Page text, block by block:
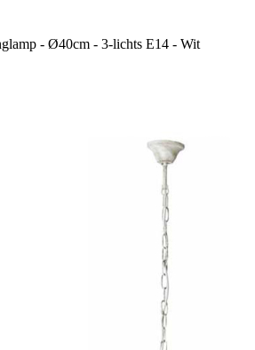
- Ø40cm - 3-lichts E14 - Wit